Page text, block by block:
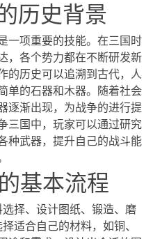
历史背景
一项重要的技能。在三国时
，各个势力都在不断研发新
的历史可以追溯到古代，人
单的石器和木器。随着社会
逐渐出现，为战争的进行提
三国中，玩家可以通过研究
种武器，提升自己的战斗能
基本流程
择、设计图纸、锻造、磨
适合自己的材料，如铜、